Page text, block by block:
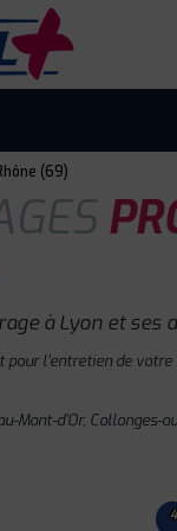
(69)
à Lyon et ses
pour l'entretien de
Mont-d'Or,
4